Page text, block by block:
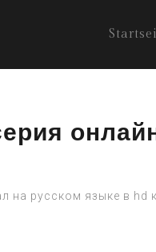
на русском языке в hd